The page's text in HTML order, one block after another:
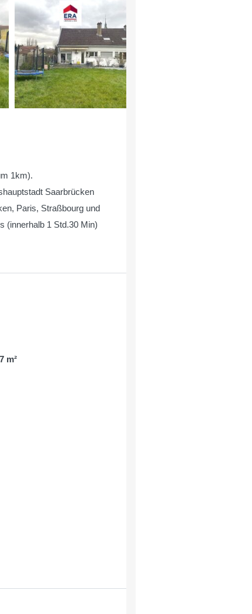
1km).
Saarbrücken
Paris, Straßbourg und
(innerhalb 1 Std.30 Min)
m²